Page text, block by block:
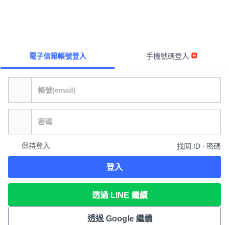
電子信箱帳號登入 手機號碼登入
保持登入 找回 ID ∙ 密碼
登入
透過 LINE 繼續
透過 Google 繼續